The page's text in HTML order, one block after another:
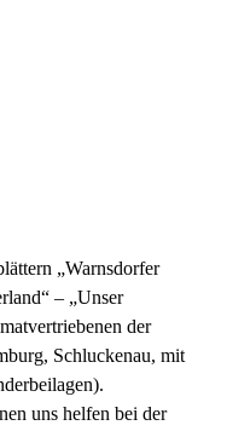
„Warnsdorfer
– „Unser
der
Schluckenau, mit
uns helfen bei der